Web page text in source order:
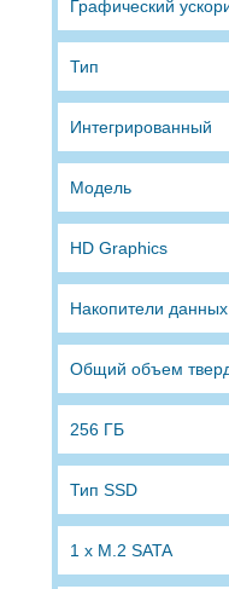
Графический
Тип
Интегрированный
Модель
HD Graphics
Накопители данных
Общий объем
256 ГБ
Тип SSD
1 x M.2 SATA